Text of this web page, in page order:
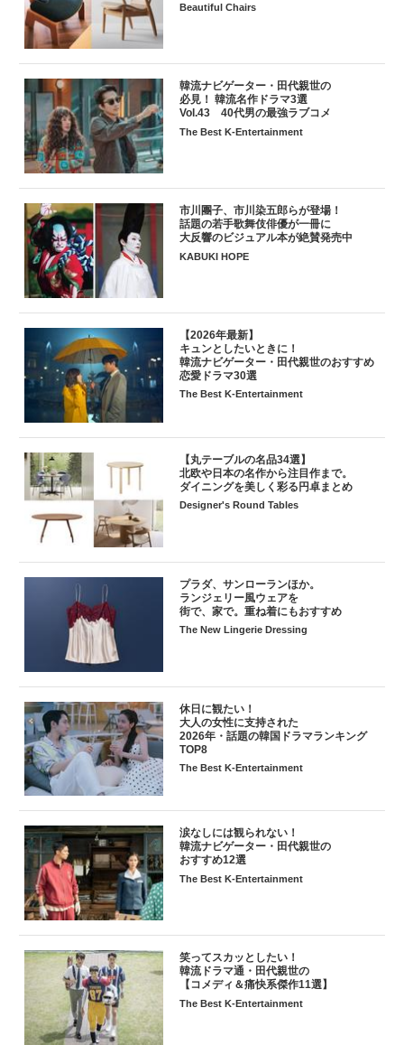
Beautiful Chairs
韓流ナビゲーター・田代親世の
必見！ 韓流名作ドラマ3選
Vol.43 40代男の最強ラブコメ
The Best K-Entertainment
市川團子、市川染五郎らが登場！
話題の若手歌舞伎俳優が一冊に
大反響のビジュアル本が絶賛発売中
KABUKI HOPE
【2026年最新】
キュンとしたいときに！
韓流ナビゲーター・田代親世のおすすめ
恋愛ドラマ30選
The Best K-Entertainment
【丸テーブルの名品34選】
北欧や日本の名作から注目作まで。
ダイニングを美しく彩る円卓まとめ
Designer's Round Tables
プラダ、サンローランほか。
ランジェリー風ウェアを
街で、家で。重ね着にもおすすめ
The New Lingerie Dressing
休日に観たい！
大人の女性に支持された
2026年・話題の韓国ドラマランキング
TOP8
The Best K-Entertainment
涙なしには観られない！
韓流ナビゲーター・田代親世の
おすすめ12選
The Best K-Entertainment
笑ってスカッとしたい！
韓流ドラマ通・田代親世の
【コメディ＆痛快系傑作11選】
The Best K-Entertainment